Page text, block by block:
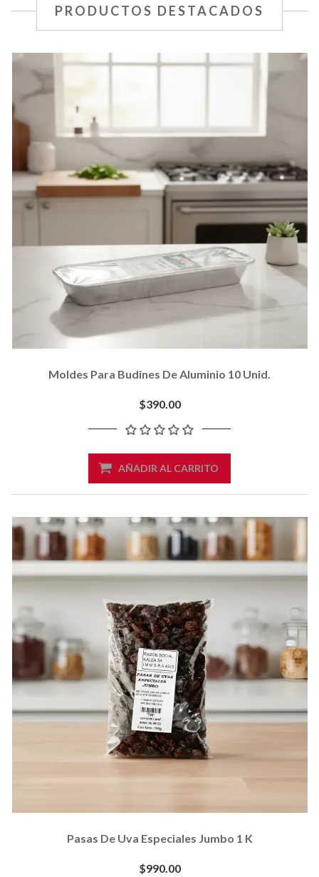
PRODUCTOS DESTACADOS
Moldes Para Budines De Aluminio 10 Unid.
$390.00
AÑADIR AL CARRITO
Pasas De Uva Especiales Jumbo 1 K
$990.00